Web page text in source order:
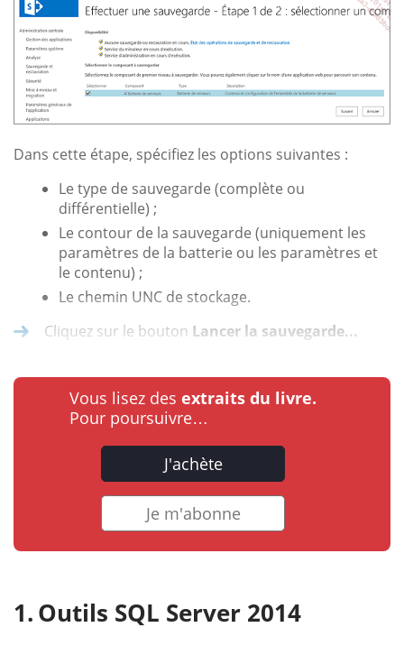
Dans cette étape, spécifiez les options suivantes :
Le type de sauvegarde (complète ou
différentielle) ;
Le contour de la sauvegarde (uniquement les
paramètres de la batterie ou les paramètres et
le contenu) ;
Le chemin UNC de stockage.
Cliquez sur le bouton Lancer la sauvegarde...
Vous lisez des extraits du livre.
Pour poursuivre…
J'achète
Je m'abonne
Outils SQL Server 2014